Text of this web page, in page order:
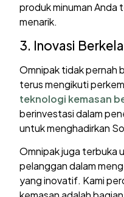
produk minuman
menarik.
3. Inovasi
Omnipak tidak pernah
terus mengikuti
teknologi kemasan
berinvestasi dalam
untuk menghadirkan
Omnipak juga terbuka
pelanggan dalam
yang inovatif. Kami